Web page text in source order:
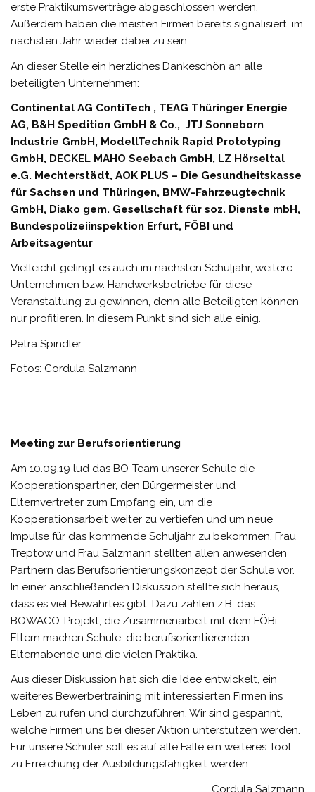
erste Praktikumsverträge abgeschlossen werden.
Außerdem haben die meisten Firmen bereits signalisiert, im
nächsten Jahr wieder dabei zu sein.
An dieser Stelle ein herzliches Dankeschön an alle
beteiligten Unternehmen:
Continental AG ContiTech , TEAG Thüringer Energie
AG, B&H Spedition GmbH & Co., JTJ Sonneborn
Industrie GmbH, ModellTechnik Rapid Prototyping
GmbH, DECKEL MAHO Seebach GmbH, LZ Hörseltal
e.G. Mechterstädt, AOK PLUS – Die Gesundheitskasse
für Sachsen und Thüringen, BMW-Fahrzeugtechnik
GmbH, Diako gem. Gesellschaft für soz. Dienste mbH,
Bundespolizeiinspektion Erfurt, FÖBI und
Arbeitsagentur
Vielleicht gelingt es auch im nächsten Schuljahr, weitere
Unternehmen bzw. Handwerksbetriebe für diese
Veranstaltung zu gewinnen, denn alle Beteiligten können
nur profitieren. In diesem Punkt sind sich alle einig.
Petra Spindler
Fotos: Cordula Salzmann
Meeting zur Berufsorientierung
Am 10.09.19 lud das BO-Team unserer Schule die
Kooperationspartner, den Bürgermeister und
Elternvertreter zum Empfang ein, um die
Kooperationsarbeit weiter zu vertiefen und um neue
Impulse für das kommende Schuljahr zu bekommen. Frau
Treptow und Frau Salzmann stellten allen anwesenden
Partnern das Berufsorientierungskonzept der Schule vor.
In einer anschließenden Diskussion stellte sich heraus,
dass es viel Bewährtes gibt. Dazu zählen z.B. das
BOWACO-Projekt, die Zusammenarbeit mit dem FÖBi,
Eltern machen Schule, die berufsorientierenden
Elternabende und die vielen Praktika.
Aus dieser Diskussion hat sich die Idee entwickelt, ein
weiteres Bewerbertraining mit interessierten Firmen ins
Leben zu rufen und durchzuführen. Wir sind gespannt,
welche Firmen uns bei dieser Aktion unterstützen werden.
Für unsere Schüler soll es auf alle Fälle ein weiteres Tool
zu Erreichung der Ausbildungsfähigkeit werden.
Cordula Salzmann